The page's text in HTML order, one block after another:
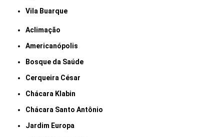
Vila Buarque
Aclimação
Americanópolis
Bosque da Saúde
Cerqueira César
Chácara Klabin
Chácara Santo Antônio
Jardim Europa